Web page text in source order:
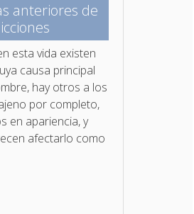
anteriores de
esta vida existen
causa principal
hay otros a los
por completo,
en apariencia, y
afectarlo como